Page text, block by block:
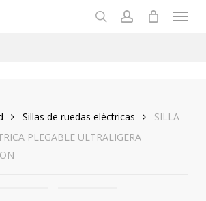
Menu
Sillas de ruedas eléctricas
SILLA
PLEGABLE ULTRALIGERA